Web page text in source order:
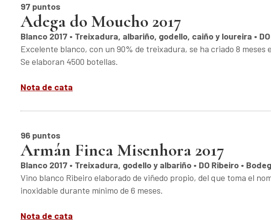
97 puntos
Adega do Moucho 2017
Blanco 2017 • Treixadura, albariño, godello, caiño y loureira •
Excelente blanco, con un 90% de treixadura, se ha criado 8
Se elaboran 4500 botellas.
Nota de cata
96 puntos
Armán Finca Misenhora 2017
Blanco 2017 • Treixadura, godello y albariño • DO Ribeiro •
Vino blanco Ribeiro elaborado de viñedo propio, del que toma el
inoxidable durante mínimo de 6 meses.
Nota de cata